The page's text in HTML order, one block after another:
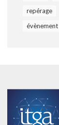
repérage
évènement